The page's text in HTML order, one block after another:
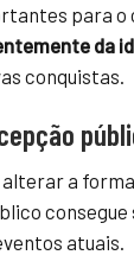
para o
da
conquistas.
a
atuais.